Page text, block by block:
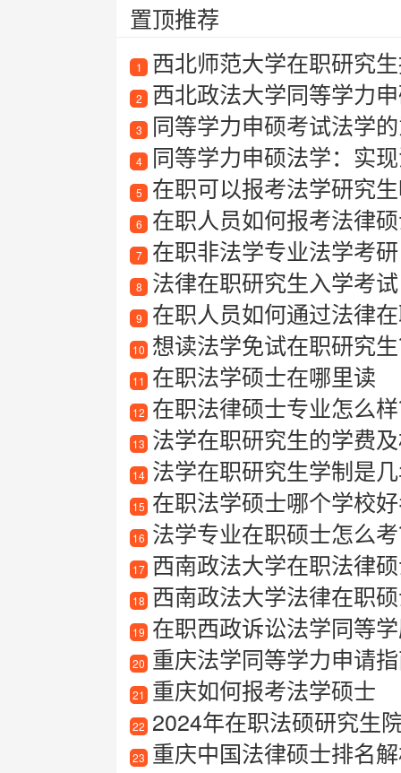
置顶推荐
1 西北师范大学在职研究
2 西北政法大学同等学力
3 同等学力申硕考试法学
4 同等学力申硕法学：实
5 在职可以报考法学研究
6 在职人员如何报考法律
7 在职非法学专业法学考研
8 法律在职研究生入学考试
9 在职人员如何通过法律
10 想读法学免试在职研究生
11 在职法学硕士在哪里读
12 在职法律硕士专业怎么
13 法学在职研究生的学费
14 法学在职研究生学制是
15 在职法学硕士哪个学校
16 法学专业在职硕士怎么
17 西南政法大学在职法律
18 西南政法大学法律在职
19 在职西政诉讼法学同等
20 重庆法学同等学力申请指南
21 重庆如何报考法学硕士
22 2024年在职法硕研究生
23 重庆中国法律硕士排名